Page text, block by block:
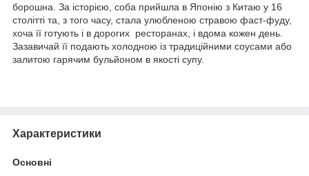
борошна. За історією, соба прийшла в Японію з Китаю у 16
столітті та, з того часу, стала улюбленою стравою фаст-фуду,
хоча її готують і в дорогих ресторанах, і вдома кожен день.
Зазавичай її подають холодною із традиційними соусами або
залитою гарячим бульйоном в якості супу.
Характеристики
Основні